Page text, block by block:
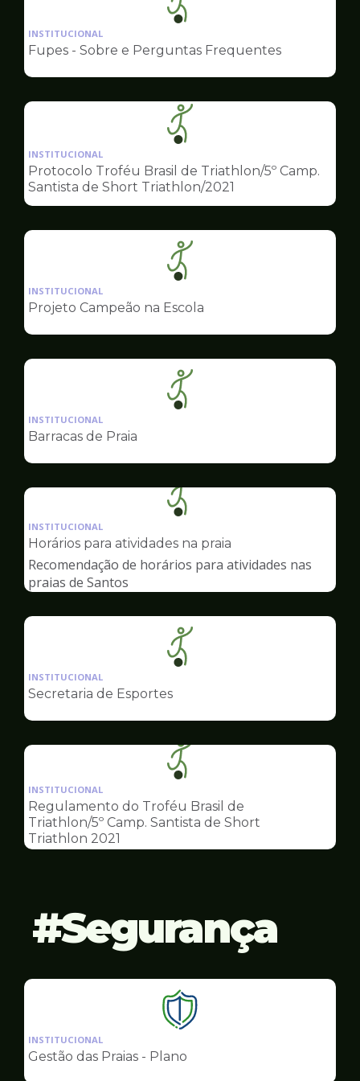
Ilustração
da
pagina
Esportes
INSTITUCIONAL
Fupes - Sobre e Perguntas Frequentes
Ilustração
da
pagina
de
Esportes
INSTITUCIONAL
Protocolo Troféu Brasil de Triathlon/5º Camp.
Santista de Short Triathlon/2021
Ilustração
da
pagina
Esportes
INSTITUCIONAL
Projeto Campeão na Escola
Ilustração
da
Esportes
INSTITUCIONAL
Barracas de Praia
Ilustração
da
pagina
Esportes
INSTITUCIONAL
Horários para atividades na praia
Recomendação de horários para atividades nas
praias de Santos
Ilustração
da
Esportes
INSTITUCIONAL
Secretaria de Esportes
Ilustração
da
pagina
de
INSTITUCIONAL
Regulamento do Troféu Brasil de
Triathlon/5º Camp. Santista de Short
Triathlon 2021
Segurança
Ilustração
da
pagina
INSTITUCIONAL
Gestão das Praias - Plano